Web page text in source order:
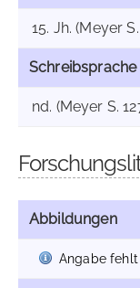
15. Jh. (Meyer
Schreibsprache
nd. (Meyer S.
Abbildungen
Angabe fehlt